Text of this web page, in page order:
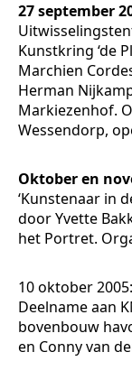
27 september
Kunstkring ‘de
Marchien
Herman
Markiezenhof.
Wessendorp,
Oktober en
‘Kunstenaar in
door Yvette
het Portret.
10 oktober 2005:
Deelname aan
bovenbouw
en Conny van